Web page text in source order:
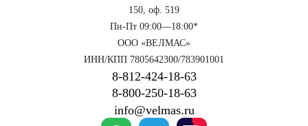
150, оф. 519
Пн-Пт 09:00—18:00*
ООО «ВЕЛМАС»
ИНН/КПП 7805642300/783901001
8‑812‑424‑18‑63
8‑800‑250‑18‑63
info@velmas.ru